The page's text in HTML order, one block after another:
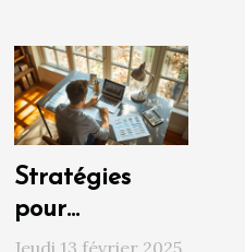
Stratégies
pour
augmenter la